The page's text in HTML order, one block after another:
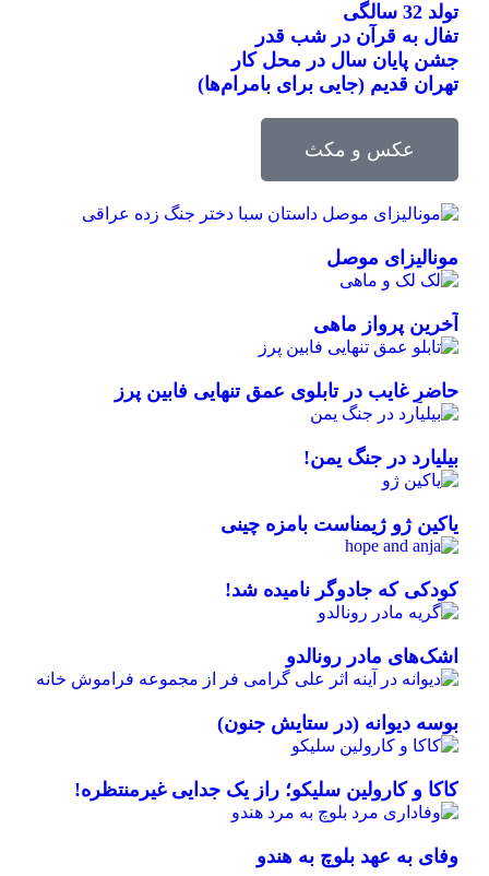
تولد 32 سالگی
تفال به قرآن در شب قدر
جشن پایان سال در محل کار
تهران قدیم (جایی برای بامرام‌ها)
عکس و مکث
مونالیزای موصل
آخرین پرواز ماهی
حاضرِ غایب در تابلوی عمق تنهایی فابین پرز
بیلیارد در جنگ یمن!
یاکین ژو ژیمناست بامزه چینی
کودکی که جادوگر نامیده شد!
اشک‌های مادر رونالدو
بوسه دیوانه (در ستایش جنون)
کاکا و کارولین سلیکو؛ راز یک جدایی غیرمنتظره!
وفای به عهد بلوچ به هندو